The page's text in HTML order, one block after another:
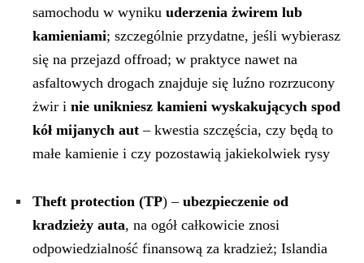
samochodu w wyniku uderzenia żwirem lub
kamieniami; szczególnie przydatne, jeśli wybierasz
się na przejazd offroad; w praktyce nawet na
asfaltowych drogach znajduje się luźno rozrzucony
żwir i nie unikniesz kamieni wyskakujących spod
kół mijanych aut – kwestia szczęścia, czy będą to
małe kamienie i czy pozostawią jakiekolwiek rysy
Theft protection (TP) – ubezpieczenie od
kradzieży auta, na ogół całkowicie znosi
odpowiedzialność finansową za kradzież; Islandia